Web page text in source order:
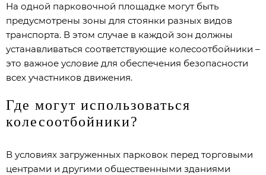
На одной парковочной площадке могут быть
предусмотрены зоны для стоянки разных видов
транспорта. В этом случае в каждой зон должны
устанавливаться соответствующие колесоотбойники –
это важное условие для обеспечения безопасности
всех участников движения.
Где могут использоваться
колесоотбойники?
В условиях загруженных парковок перед торговыми
центрами и другими общественными зданиями